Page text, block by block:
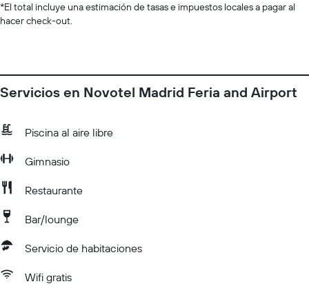
*El total incluye una estimación de tasas e impuestos locales a pagar al
hacer check-out.
Servicios en Novotel Madrid Feria and Airport
Piscina al aire libre
Gimnasio
Restaurante
Bar/lounge
Servicio de habitaciones
Wifi gratis